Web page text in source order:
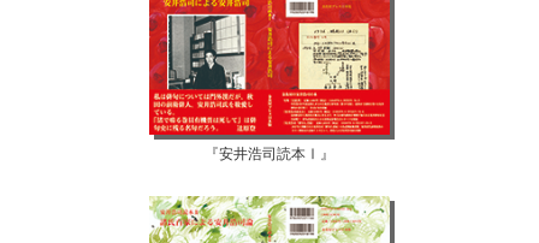
『安井浩司読本Ⅰ』